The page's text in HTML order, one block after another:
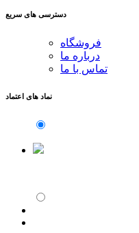
دسترسی های سریع
فروشگاه
درباره ما
تماس با ما
نماد های اعتماد